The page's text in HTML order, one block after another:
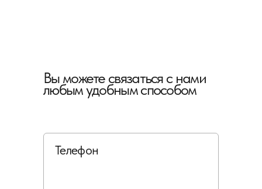
Вы можете связаться с нами
любым удобным способом
Телефон